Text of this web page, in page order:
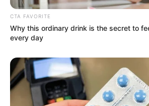
CTA FAVORITE
Why this ordinary drink is the secret to
every day